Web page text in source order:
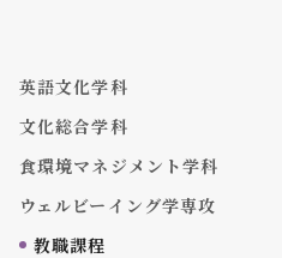
英語文化学科
文化総合学科
食環境マネジメント学科
ウェルビーイング学専攻
教職課程